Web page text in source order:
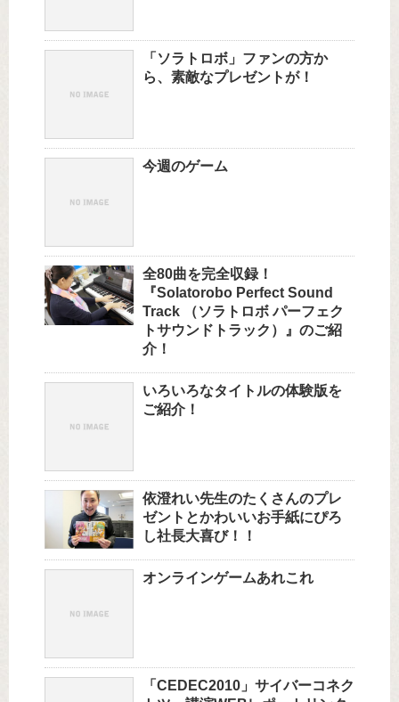
「ソラトロボ」ファンの方か
ら、素敵なプレゼントが！
今週のゲーム
全80曲を完全収録！
『Solatorobo Perfect Sound
Track （ソラトロボ パーフェク
トサウンドトラック）』のご紹
介！
いろいろなタイトルの体験版を
ご紹介！
依澄れい先生のたくさんのプレ
ゼントとかわいいお手紙にぴろ
し社長大喜び！！
オンラインゲームあれこれ
「CEDEC2010」サイバーコネク